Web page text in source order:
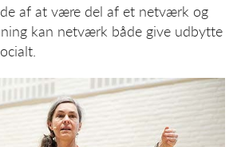
af at være del af et netværk og
kan netværk både give udbytte